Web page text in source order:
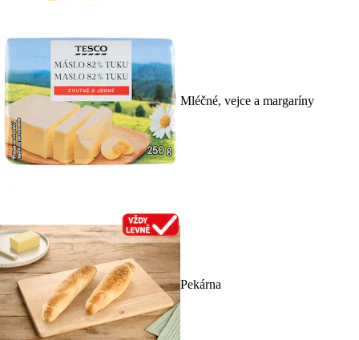
Mléčné, vejce a margaríny
Pekárna